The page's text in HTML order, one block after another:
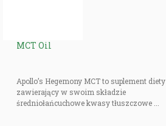
MCT Oil
Apollo’s Hegemony MCT to suplement diety
zawierający w swoim składzie
średniołańcuchowe kwasy tłuszczowe ...